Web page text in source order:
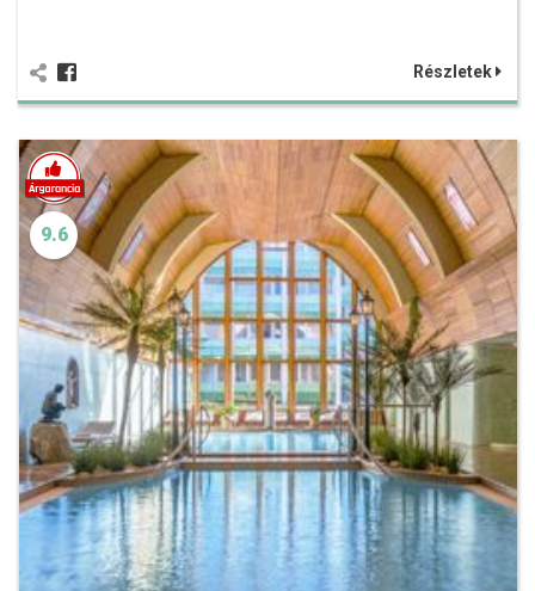
Részletek
9.6